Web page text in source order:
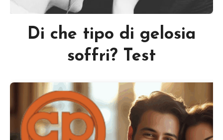
Di che tipo di gelosia
soffri? Test